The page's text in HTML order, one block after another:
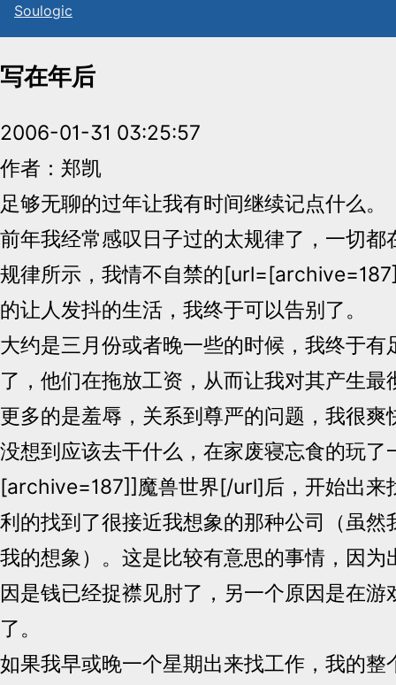
Soulogic
写在年后
2006-01-31 03:25:57
作者：郑凯
足够无聊的过年让我有时间继续记点什么。
前年我经常感叹日子过的太规律了，一切都
规律所示，我情不自禁的
的让人发抖的生活，我终于可以告别了。
大约是三月份或者晚一些的时候，我终于有
了，他们在拖放工资，从而让我对其产生最
更多的是羞辱，关系到尊严的问题，我很爽
没想到应该去干什么，在家废寝忘食的玩
[archive=187]]魔兽世界[/url]后，开始出来
利的找到了很接近我想象的那种公司（虽然
我的想象）。这是比较有意思的事情，因为
因是钱已经捉襟见肘了，另一个原因是在游
了。
如果我早或晚一个星期出来找工作，我的整